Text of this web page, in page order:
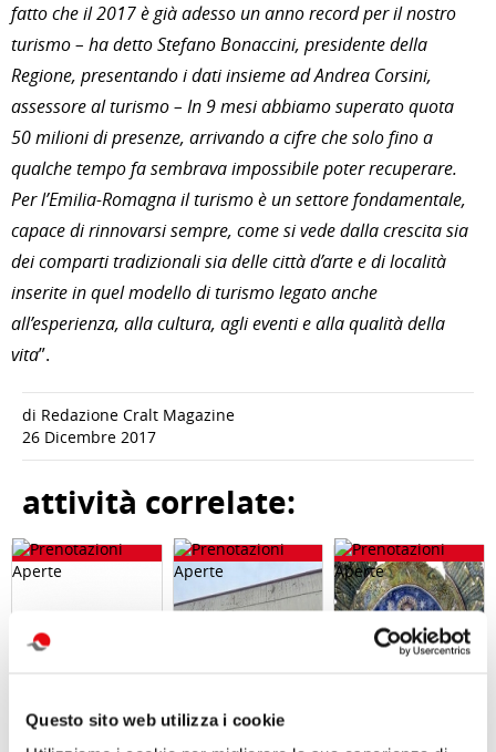
Questo sito web utilizza i cookie
fatto che il 2017 è già adesso un anno record per il nostro
turismo – ha detto Stefano Bonaccini, presidente della
Regione, presentando i dati insieme ad Andrea Corsini,
assessore al turismo – In 9 mesi abbiamo superato quota
50 milioni di presenze, arrivando a cifre che solo fino a
qualche tempo fa sembrava impossibile poter recuperare.
Per l’Emilia-Romagna il turismo è un settore fondamentale,
capace di rinnovarsi sempre, come si vede dalla crescita sia
dei comparti tradizionali sia delle città d’arte e di località
inserite in quel modello di turismo legato anche
all’esperienza, alla cultura, agli eventi e alla qualità della
vita”.
di Redazione Cralt Magazine
26 Dicembre 2017
attività correlate: